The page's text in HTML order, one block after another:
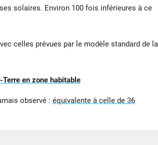
solaires. Environ 100 fois inférieures à ce
celles prévues par le modèle standard de la
Terre en zone habitable
observé : équivalente à celle de 36